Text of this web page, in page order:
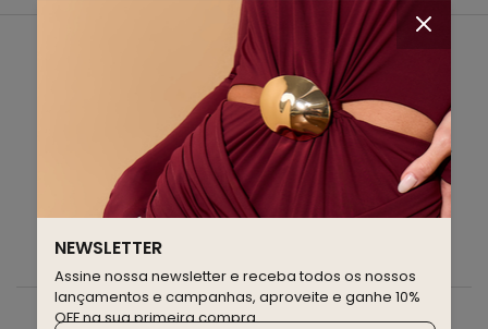
NEWSLETTER
assine nossa newsletter e fique por dentro de todos os
nossos lançamentos e campanhas
NEWSLETTER
Assine nossa newsletter e receba todos os nossos
lançamentos e campanhas, aproveite e ganhe 10%
OFF na sua primeira compra.